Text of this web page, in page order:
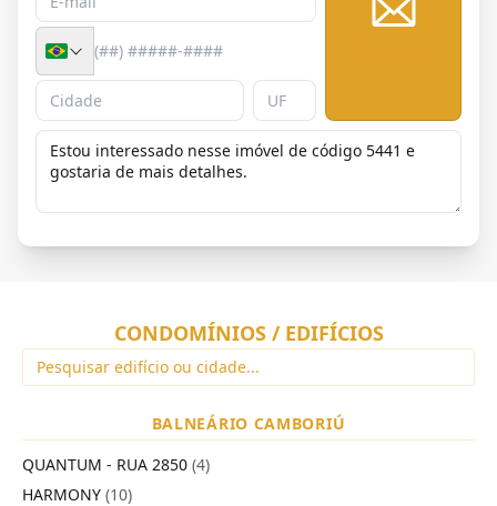
CONDOMÍNIOS / EDIFÍCIOS
BALNEÁRIO CAMBORIÚ
QUANTUM - RUA 2850 (4)
HARMONY (10)